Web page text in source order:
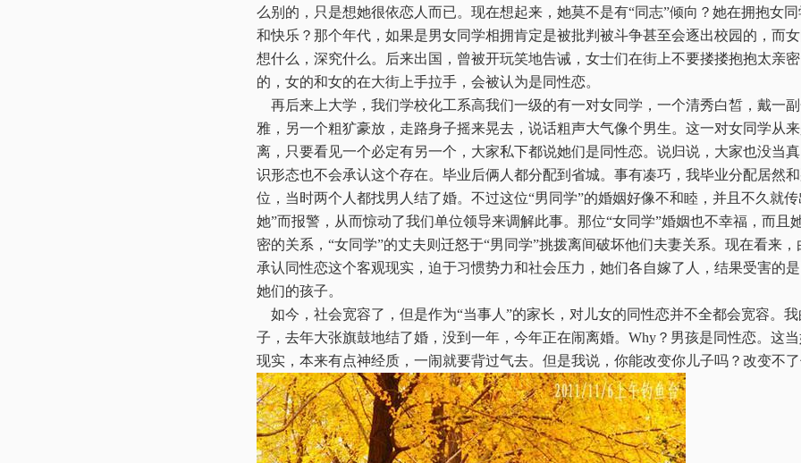
么别的，只是想她很依恋人而已。现在想起来，她莫不是有“同志”倾向？她在拥抱女
和快乐？那个年代，如果是男女同学相拥肯定是被批判被斗争甚至会逐出校园的，而
想什么，深究什么。后来出国，曾被开玩笑地告诫，女士们在街上不要搂搂抱抱太亲
的，女的和女的在大街上手拉手，会被认为是同性恋。
再后来上大学，我们学校化工系高我们一级的有一对女同学，一个清秀白皙，戴一
雅，另一个粗犷豪放，走路身子摇来晃去，说话粗声大气像个男生。这一对女同学从
离，只要看见一个必定有另一个，大家私下都说她们是同性恋。说归说，大家也没当
识形态也不会承认这个存在。毕业后俩人都分配到省城。事有凑巧，我毕业分配居然
位，当时两个人都找男人结了婚。不过这位“男同学”的婚姻好像不和睦，并且不久就
她”而报警，从而惊动了我们单位领导来调解此事。那位“女同学”婚姻也不幸福，而且
密的关系，“女同学”的丈夫则迁怒于“男同学”挑拨离间破坏他们夫妻关系。现在看来
承认同性恋这个客观现实，迫于习惯势力和社会压力，她们各自嫁了人，结果受害的
她们的孩子。
如今，社会宽容了，但是作为“当事人”的家长，对儿女的同性恋并不全都会宽容。
子，去年大张旗鼓地结了婚，没到一年，今年正在闹离婚。 Why ？男孩是同性恋。这
现实，本来有点神经质，一闹就要背过气去。但是我说，你能改变你儿子吗？改变不了